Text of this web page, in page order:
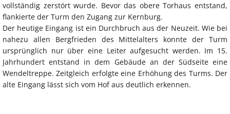
vollständig zerstört wurde. Bevor das obere Torhaus entstand,
flankierte der Turm den Zugang zur Kernburg.
Der heutige Eingang ist ein Durchbruch aus der Neuzeit. Wie bei
nahezu allen Bergfrieden des Mittelalters konnte der Turm
ursprünglich nur über eine Leiter aufgesucht werden. Im 15.
Jahrhundert entstand in dem Gebäude an der Südseite eine
Wendeltreppe. Zeitgleich erfolgte eine Erhöhung des Turms. Der
alte Eingang lässt sich vom Hof aus deutlich erkennen.